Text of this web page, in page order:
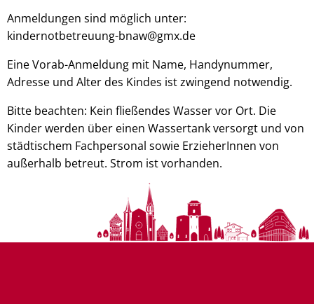
Anmeldungen sind möglich unter:
kindernotbetreuung-bnaw@gmx.de
Eine Vorab-Anmeldung mit Name, Handynummer,
Adresse und Alter des Kindes ist zwingend notwendig.
Bitte beachten: Kein fließendes Wasser vor Ort. Die
Kinder werden über einen Wassertank versorgt und von
städtischem Fachpersonal sowie ErzieherInnen von
außerhalb betreut. Strom ist vorhanden.